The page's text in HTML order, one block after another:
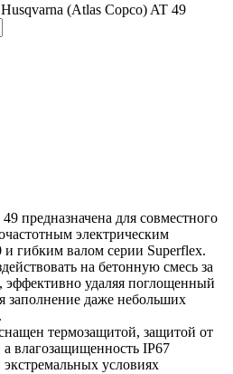
(Atlas Copco) AT 49
предназначена для совместного
электрическим
гибким валом серии Superflex.
на бетонную смесь за
эффективно удаляя поглощенный
заполнение даже небольших
термозащитой, защитой от
а влагозащищенность IP67
экстремальных условиях